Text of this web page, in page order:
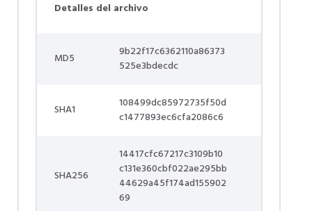
Detalles del archivo
MD5
9b22f17c6362110a86373
525e3bdecdc
SHA1
108499dc85972735f50d
c1477893ec6cfa2086c6
SHA256
14417cfc67217c3109b10
c131e360cbf022ae295bb
44629a45f174ad155902
69